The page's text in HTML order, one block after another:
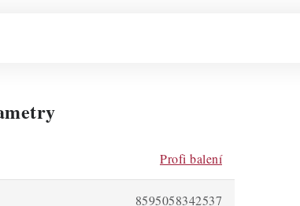
Profi balení
8595058342537